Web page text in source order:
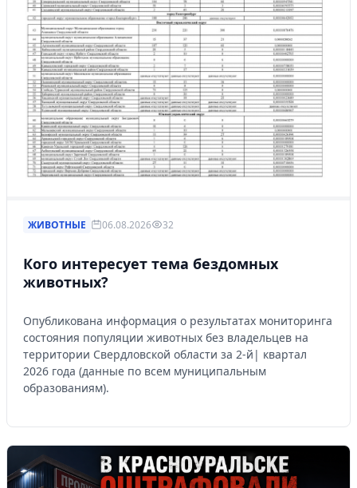
ЖИВОТНЫЕ 06.08.2026 32
Кого интересует тема бездомных
животных?
Опубликована информация о результатах мониторинга
состояния популяции животных без владельцев на
территории Свердловской области за 2-й| квартал
2026 года (данные по всем муниципальным
образованиям).